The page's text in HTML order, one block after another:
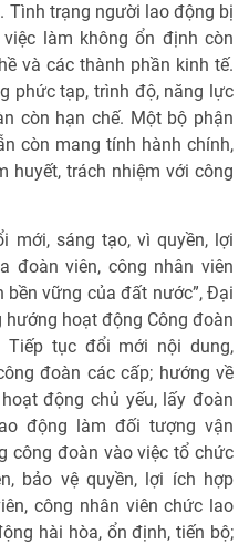
Tình trạng người lao động bị
làm không ổn định còn
và các thành phần kinh tế.
phức tạp, trình độ, năng lực
còn hạn chế. Một bộ phận
còn mang tính hành chính,
huyết, trách nhiệm với công
mới, sáng tạo, vì quyền, lợi
đoàn viên, công nhân viên
vững của đất nước”, Đại
hoạt động Công đoàn
Tiếp tục đổi mới nội dung,
đoàn các cấp; hướng về
động chủ yếu, lấy đoàn
động làm đối tượng vận
công đoàn vào việc tổ chức
bảo vệ quyền, lợi ích hợp
công nhân viên chức lao
hài hòa, ổn định, tiến bộ;